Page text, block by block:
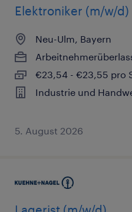
Elektroniker (m/w/d)
Neu-Ulm, Bayern
€23,54 - €23,55 pro
Industrie und
5. August 2026